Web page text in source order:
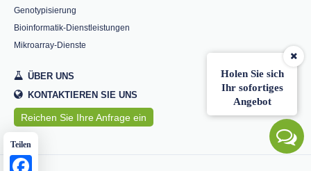
Holen Sie sich
Ihr sofortiges
Angebot
Teilen
Genotypisierung
Bioinformatik-Dienstleistungen
Mikroarray-Dienste
ÜBER UNS
KONTAKTIEREN SIE UNS
Reichen Sie Ihre Anfrage ein